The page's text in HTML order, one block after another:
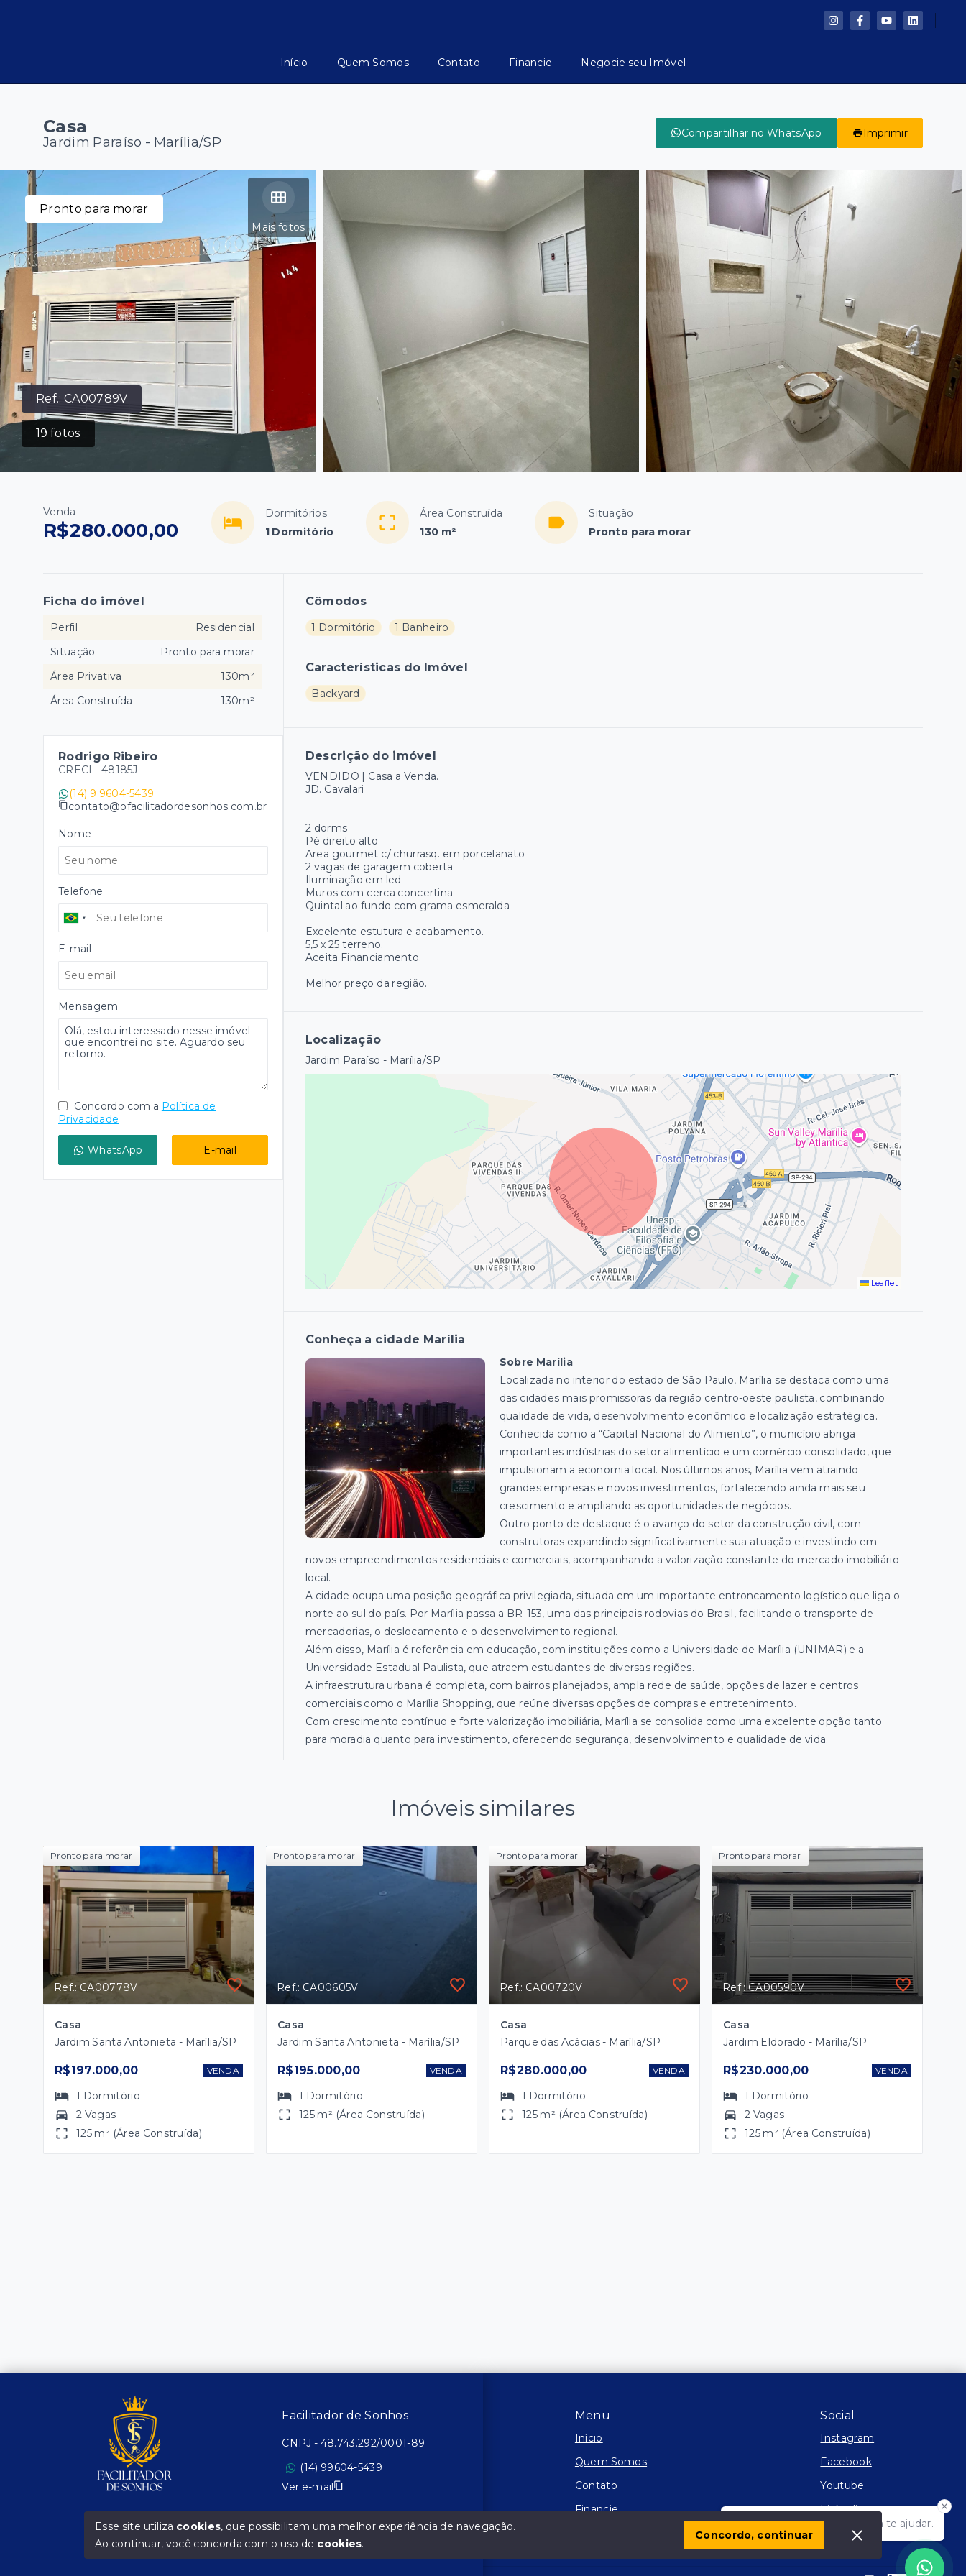
Início Quem Somos Contato Financie Negocie seu Imóvel
Casa
Jardim Paraíso - Marília/SP
Compartilhar no WhatsApp Imprimir
Ref.:CA00789V
19 fotos
Mais fotos
Pronto para morar
Venda
R$280.000,00
Dormitórios
1 Dormitório
Área Construída
130 m²
Situação
Pronto para morar
Cômodos
1 Dormitório 1 Banheiro
Características do Imóvel
Backyard
Descrição do imóvel
VENDIDO | Casa a Venda.
JD. Cavalari
2 dorms
Pé direito alto
Area gourmet c/ churrasq. em porcelanato
2 vagas de garagem coberta
Iluminação em led
Muros com cerca concertina
Quintal ao fundo com grama esmeralda
Excelente estutura e acabamento.
5,5 x 25 terreno.
Aceita Financiamento.
Melhor preço da região.
Localização
Jardim Paraíso - Marília/SP
Leaflet
Conheça a cidade Marília
Sobre Marília
Localizada no interior do estado de São Paulo, Marília se destaca como uma
das cidades mais promissoras da região centro-oeste paulista, combinando
qualidade de vida, desenvolvimento econômico e localização estratégica.
Conhecida como a “Capital Nacional do Alimento”, o município abriga
importantes indústrias do setor alimentício e um comércio consolidado, que
impulsionam a economia local. Nos últimos anos, Marília vem atraindo
grandes empresas e novos investimentos, fortalecendo ainda mais seu
crescimento e ampliando as oportunidades de negócios.
Outro ponto de destaque é o avanço do setor da construção civil, com
construtoras expandindo significativamente sua atuação e investindo em
novos empreendimentos residenciais e comerciais, acompanhando a valorização constante do mercado imobiliário
local.
A cidade ocupa uma posição geográfica privilegiada, situada em um importante entroncamento logístico que liga o
norte ao sul do país. Por Marília passa a BR-153, uma das principais rodovias do Brasil, facilitando o transporte de
mercadorias, o deslocamento e o desenvolvimento regional.
Além disso, Marília é referência em educação, com instituições como a Universidade de Marília (UNIMAR) e a
Universidade Estadual Paulista, que atraem estudantes de diversas regiões.
A infraestrutura urbana é completa, com bairros planejados, ampla rede de saúde, opções de lazer e centros
comerciais como o Marília Shopping, que reúne diversas opções de compras e entretenimento.
Com crescimento contínuo e forte valorização imobiliária, Marília se consolida como uma excelente opção tanto
para moradia quanto para investimento, oferecendo segurança, desenvolvimento e qualidade de vida.
Ficha do imóvel
Perfil
Residencial
Situação
Pronto para morar
Área Privativa
130m²
Área Construída
130m²
Rodrigo Ribeiro
CRECI - 48185J
(14) 9 9604-5439
contato@ofacilitadordesonhos.com.br
Nome
Telefone
E-mail
Mensagem
Concordo com a Política de
Privacidade
WhatsApp E-mail
Imóveis similares
Pronto para morar
Ref.: CA00778V
Casa
Jardim Santa Antonieta - Marília/SP
R$197.000,00 VENDA
1 Dormitório
2 Vagas
125 m² (Área Construída)
Pronto para morar
Ref.: CA00605V
Casa
Jardim Santa Antonieta - Marília/SP
R$195.000,00 VENDA
1 Dormitório
125 m² (Área Construída)
Pronto para morar
Ref.: CA00720V
Casa
Parque das Acácias - Marília/SP
R$280.000,00 VENDA
1 Dormitório
125 m² (Área Construída)
Pronto para morar
Ref.: CA00590V
Casa
Jardim Eldorado - Marília/SP
R$230.000,00 VENDA
1 Dormitório
2 Vagas
125 m² (Área Construída)
Olá! Estamos disponíveis para te ajudar.
Menu
Início
Quem Somos
Contato
Financie
Social
Instagram
Facebook
Youtube
Linkedin
Facilitador de Sonhos
CNPJ - 48.743.292/0001-89
(14) 99604-5439
Ver e-mail
Esse site utiliza cookies, que possibilitam uma melhor experiência de navegação.
Ao continuar, você concorda com o uso de cookies.
Concordo, continuar